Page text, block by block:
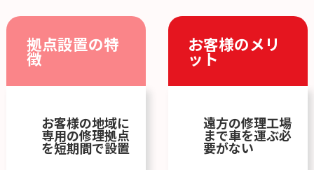
拠点設置の特
徴
お客様の地域に
専用の修理拠点
を短期間で設置
お客様のメリ
ット
遠方の修理工場
まで車を運ぶ必
要がない